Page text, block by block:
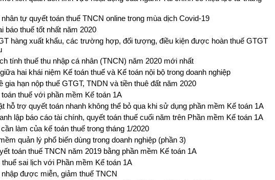
tự quyết toán thuế TNCN online trong mùa dịch Covid-19
báo thuế tốt nhất năm 2020
hàng xuất khẩu, các trường hợp, đối tượng, điều kiện được hoàn thuế GTGT
tính thuế thu nhập cá nhân (TNCN) năm 2020 mới nhất
hai khái niệm Kế toán thuế và Kế toán nội bộ trong doanh nghiệp
gia hạn nộp thuế GTGT, TNDN và tiền thuê đất năm 2020
thuế với phần mềm Kế toán 1A
hỗ trợ quyết toán nhanh không thể bỏ qua khi sử dụng phần mềm Kế toán 1A
lập báo cáo tài chính, quyết toán thuế cuối năm trên Phần mềm Kế toán 1A
làm của kế toán thuế trong tháng 1/2020
quản lý phổ biến dùng trong doanh nghiệp (phần 3)
toán thuế TNCN năm 2019 bằng phần mềm Kế toán 1A
sai lịch với Phần mềm Kế toán 1A
nhập được miễn, giảm thuế TNCN